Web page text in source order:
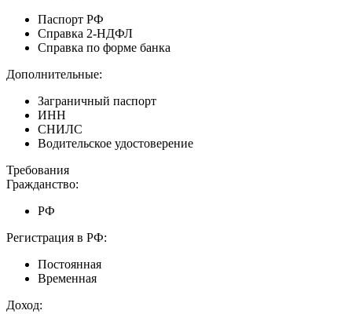
Паспорт РФ
Справка 2-НДФЛ
Справка по форме банка
Дополнительные:
Заграничный паспорт
ИНН
СНИЛС
Водительское удостоверение
Требования
Гражданство:
РФ
Регистрация в РФ:
Постоянная
Временная
Доход: